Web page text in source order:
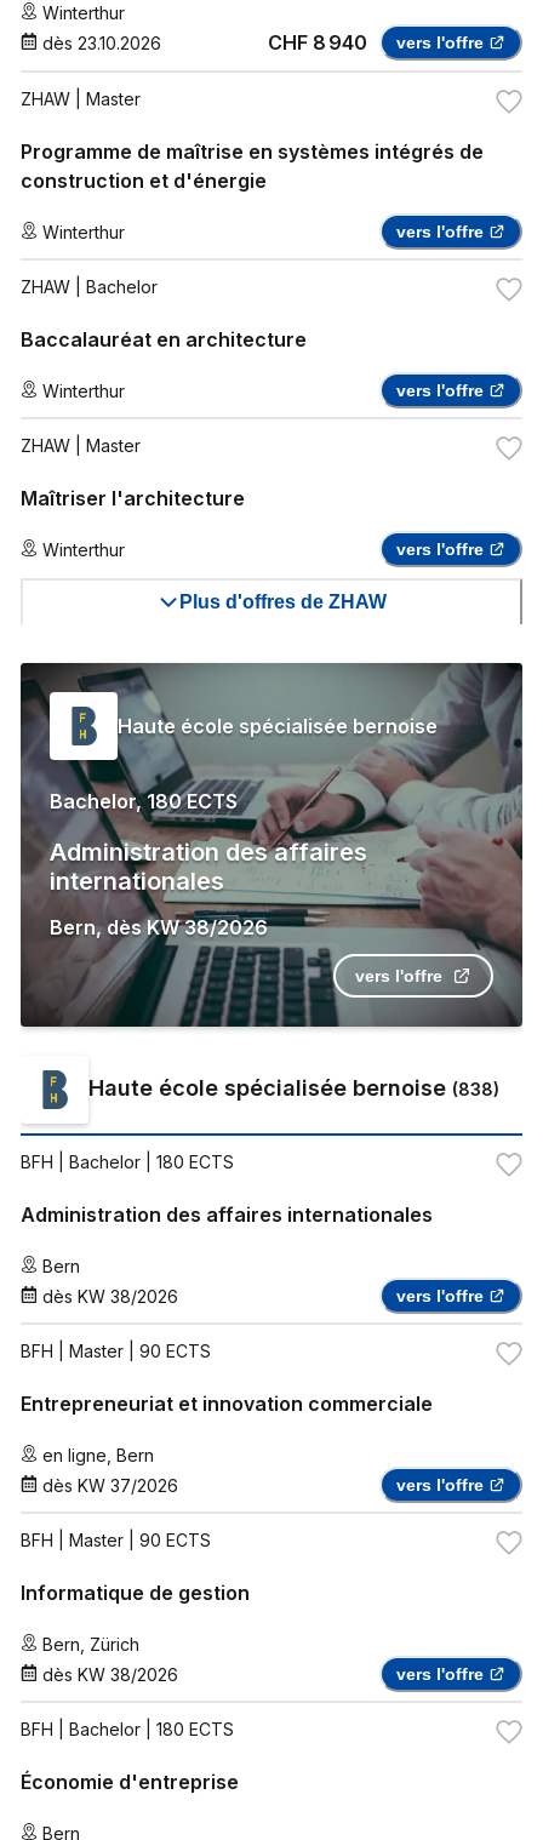
Winterthur
dès 23.10.2026 CHF 8 940 vers l'offre
ZHAW | Master
Programme de maîtrise en systèmes intégrés de
construction et d'énergie
Winterthur vers l'offre
ZHAW | Bachelor
Baccalauréat en architecture
Winterthur vers l'offre
ZHAW | Master
Maîtriser l'architecture
Winterthur vers l'offre
Plus d'offres de ZHAW
Haute école spécialisée bernoise
Bachelor, 180 ECTS
Administration des affaires
internationales
Bern, dès KW 38/2026
vers l'offre
Haute école spécialisée bernoise (838)
BFH | Bachelor | 180 ECTS
Administration des affaires internationales
Bern
dès KW 38/2026 vers l'offre
BFH | Master | 90 ECTS
Entrepreneuriat et innovation commerciale
en ligne Bern
dès KW 37/2026 vers l'offre
BFH | Master | 90 ECTS
Informatique de gestion
Bern Zürich
dès KW 38/2026 vers l'offre
BFH | Bachelor | 180 ECTS
Économie d'entreprise
Bern